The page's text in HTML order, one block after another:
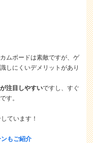
ムボードは素敵ですが、ゲ
しにくいデメリットがあり
注目しやすいですし、すぐ
す。
ています！
もご紹介